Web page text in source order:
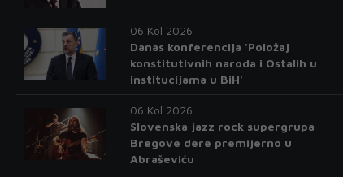
06 Kol 2026
Danas konferencija 'Položaj
konstitutivnih naroda i Ostalih u
institucijama u BiH'
06 Kol 2026
Slovenska jazz rock supergrupa
Bregove dere premijerno u
Abraševiću